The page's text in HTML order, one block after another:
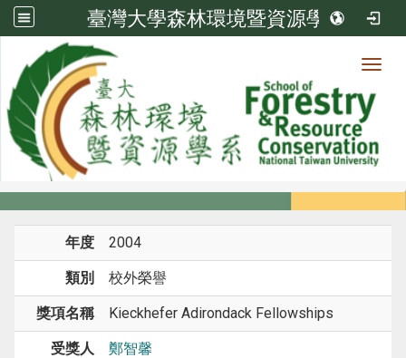
臺灣大學森林環境暨資源學系
系所成員
系所成員
年度 2004
類別 校外榮譽
獎項名稱 Kieckhefer Adirondack Fellowships
受獎人 鄭智馨